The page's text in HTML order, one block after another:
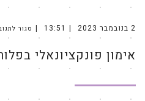
2 בנובמבר 2023 13:51 סגור
אימון פונקציונאלי